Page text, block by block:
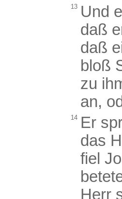
13 Und
daß
daß
bloß
zu
an,
14 Er
das
fiel
Herr